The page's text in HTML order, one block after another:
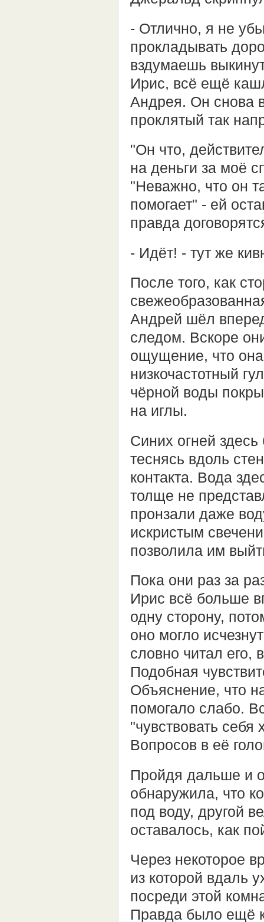
- Отлично, я не
прокладывать
вздумаешь
Ирис, всё ещё
Андрея. Он снова
проклятый так
"Он что,
на деньги за моё
"Неважно, что он
помогает" - ей
правда
- Идёт! - тут же
После того, как
Андрей шёл
следом. Вскоре
ощущение, что
низкочастотный
чёрной воды
на иглы.
Синих огней
теснясь вдоль
контакта. Вода
толще не
пронзали даже
искристым
позволила им
Пока они раз за
Ирис всё больше
одну сторону,
оно могло
словно читал его,
Подобная
Объяснение, что
помогало слабо.
"чувствовать
Вопросов в её
Пройдя дальше и
обнаружила, что
под воду, другой
оставалось, как
Через некоторое
из которой вдаль
посреди этой
Правда было ещё